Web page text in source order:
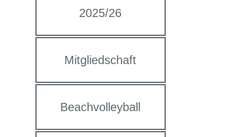
2025/26
Mitgliedschaft
Beachvolleyball